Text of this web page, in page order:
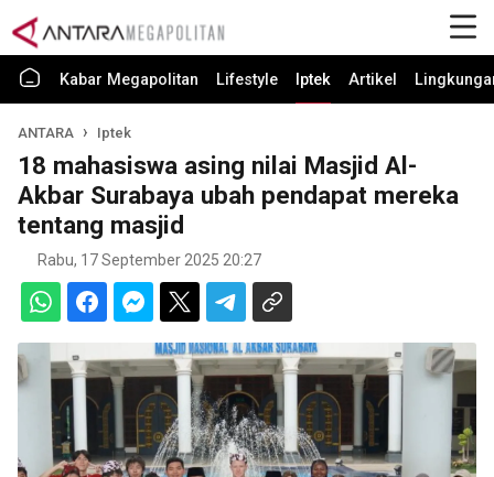
Kabar Megapolitan Lifestyle Iptek Artikel
ANTARA Iptek
18 mahasiswa asing nilai Masjid Al-
Akbar Surabaya ubah pendapat mereka
tentang masjid
Rabu, 17 September 2025 20:27